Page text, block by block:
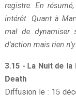
registre. En
intérêt. Quant à
mal de dynamiser
d'action mais rien n'y
3.15 - La Nuit de
Death
Diffusion le : 15